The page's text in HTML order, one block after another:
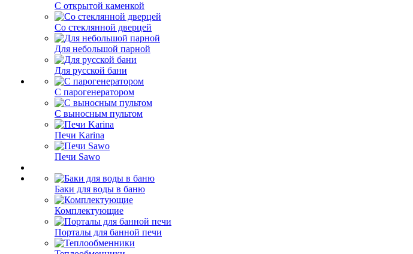
С открытой каменкой
Со стеклянной дверцей
Для небольшой парной
Для русской бани
С парогенератором
С выносным пультом
Печи Karina
Печи Sawo
Баки для воды в баню
Комплектующие
Порталы для банной печи